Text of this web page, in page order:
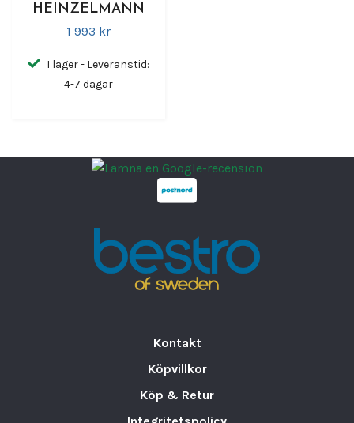
HEINZELMANN
1 993 kr
I lager - Leveranstid:
4-7 dagar
Kontakt
Köpvillkor
Köp & Retur